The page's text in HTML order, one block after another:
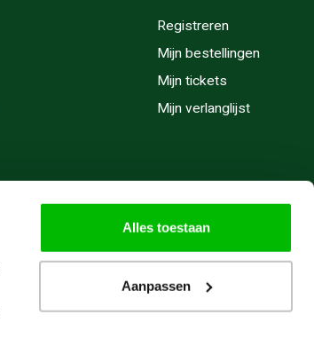
Alles toestaan
Aanpassen
Registreren
Mijn bestellingen
Mijn tickets
Mijn verlanglijst